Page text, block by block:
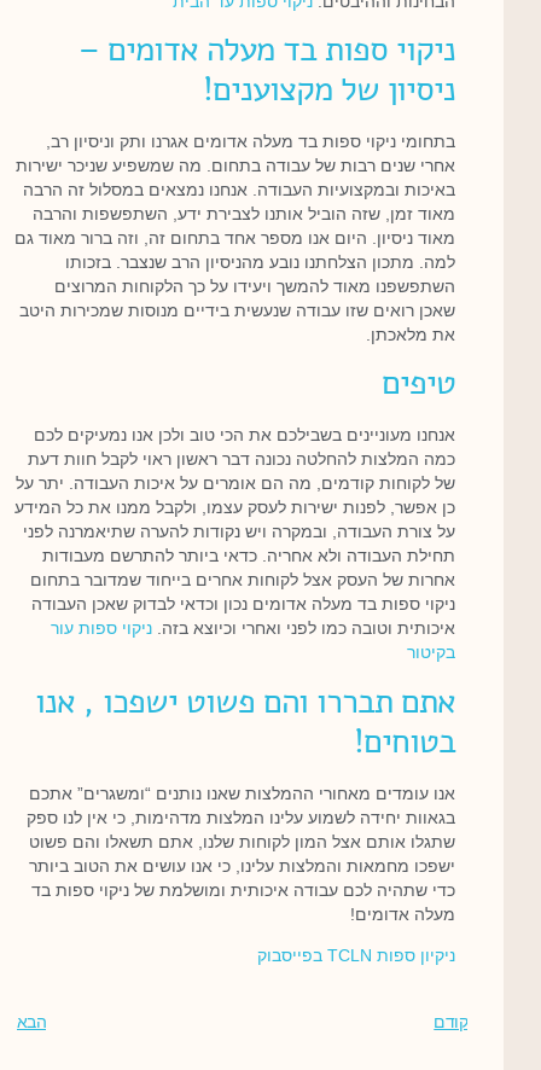
ניקוי ספות בד מעלה אדומים –
ניסיון של מקצוענים!
בתחומי ניקוי ספות בד מעלה אדומים אגרנו ותק וניסיון רב,
אחרי שנים רבות של עבודה בתחום. מה שמשפיע שניכר ישירות
באיכות ובמקצועיות העבודה. אנחנו נמצאים במסלול זה הרבה
מאוד זמן, שזה הוביל אותנו לצבירת ידע, השתפשפות והרבה
מאוד ניסיון. היום אנו מספר אחד בתחום זה, וזה ברור מאוד גם
למה. מתכון הצלחתנו נובע מהניסיון הרב שנצבר. בזכותו
השתפשפנו מאוד להמשך ויעידו על כך הלקוחות המרוצים
שאכן רואים שזו עבודה שנעשית בידיים מנוסות שמכירות היטב
את מלאכתן.
טיפים
אנחנו מעוניינים בשבילכם את הכי טוב ולכן אנו נמעיקים לכם
כמה המלצות להחלטה נכונה דבר ראשון ראוי לקבל חוות דעת
של לקוחות קודמים, מה הם אומרים על איכות העבודה. יתר על
כן אפשר, לפנות ישירות לעסק עצמו, ולקבל ממנו את כל המידע
על צורת העבודה, ובמקרה ויש נקודות להערה שתיאמרנה לפני
תחילת העבודה ולא אחריה. כדאי ביותר להתרשם מעבודות
אחרות של העסק אצל לקוחות אחרים בייחוד שמדובר בתחום
ניקוי ספות בד מעלה אדומים נכון וכדאי לבדוק שאכן העבודה
איכותית וטובה כמו לפני ואחרי וכיוצא בזה. ניקוי ספות עור
בקיטור
אתם תבררו והם פשוט ישפכו , אנו
בטוחים!
אנו עומדים מאחורי ההמלצות שאנו נותנים “ומשגרים” אתכם
בגאוות יחידה לשמוע עלינו המלצות מדהימות, כי אין לנו ספק
שתגלו אותם אצל המון לקוחות שלנו, אתם תשאלו והם פשוט
ישפכו מחמאות והמלצות עלינו, כי אנו עושים את הטוב ביותר
כדי שתהיה לכם עבודה איכותית ומושלמת של ניקוי ספות בד
מעלה אדומים!
ניקיון ספות TCLN בפייסבוק
קודם הבא